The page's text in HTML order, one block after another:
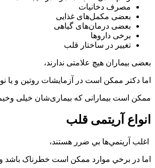
مصرف دخانیات
بعضی مکمل‌های غذایی
بعضی درمان‌های گیاهی
برخی دارو‌ها
تغییر در ساختار قلب
بعضی بیماران هیچ علامتی ندارند،
اما دکتر ممکن است در آزمایشات روتین و یا
ممکن است بیمارانی که بیماری‌شان خیلی
انواع آریتمی قلب
اغلب آريتمي‌ها بي ضرر هستند،
اما در برخي موارد ممکن است خطرناک باشد و